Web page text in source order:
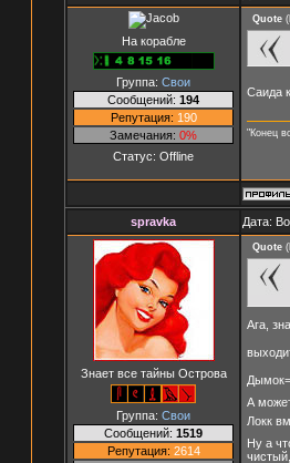
На корабле
Группа: Свои
Сообщений: 194
Репутация: 190
Замечания: 0%
Статус: Offline
Quote (
Саида
"Конец
spravka Дата:
Знает все тайны Острова
Группа: Свои
Сообщений: 1519
Репутация: 2614
Quote (
Ага,
А
Локк
Ну а